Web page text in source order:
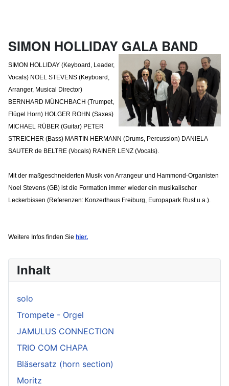
Inhalt
solo
Trompete - Orgel
JAMULUS CONNECTION
TRIO COM CHAPA
Bläsersatz (horn section)
Moritz
SIMON HOLLIDAY GALA BAND
SIMON HOLLIDAY (Keyboard, Leader,
Vocals) NOEL STEVENS (Keyboard,
Arranger, Musical Director)
BERNHARD MÜNCHBACH (Trumpet,
Flügel Horn) HOLGER ROHN (Saxes)
MICHAEL RÜBER (Guitar) PETER
STREICHER (Bass) MARTIN HERMANN (Drums, Percussion) DANIELA
SAUTER de BELTRE (Vocals) RAINER LENZ (Vocals).
Mit der maßgeschneiderten Musik von Arrangeur und Hammond-Organisten
Noel Stevens (GB) ist die Formation immer wieder ein musikalischer
Leckerbissen (Referenzen: Konzerthaus Freiburg, Europapark Rust u.a.).
Weitere Infos finden Sie hier.